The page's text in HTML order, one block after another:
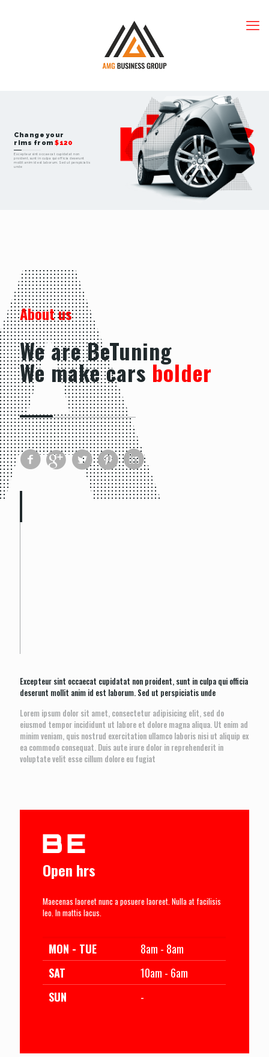
Change your
rims from$120
Excepteur sint occaecat cupidatat non
proident, sunt in culpa qui officia deserunt
mollit anim id est laborum. Sed ut perspiciatis
unde
About us
We are BeTuning
We make cars bolder
Excepteur sint occaecat cupidatat non proident, sunt in culpa qui officia
deserunt mollit anim id est laborum. Sed ut perspiciatis unde
Lorem ipsum dolor sit amet, consectetur adipisicing elit, sed do
eiusmod tempor incididunt ut labore et dolore magna aliqua. Ut enim ad
minim veniam, quis nostrud exercitation ullamco laboris nisi ut aliquip ex
ea commodo consequat. Duis aute irure dolor in reprehenderit in
voluptate velit esse cillum dolore eu fugiat
Open hrs
Maecenas laoreet nunc a posuere laoreet. Nulla at facilisis
leo. In mattis lacus.
MON - TUE
8am - 8am
SAT
10am - 6am
SUN
-